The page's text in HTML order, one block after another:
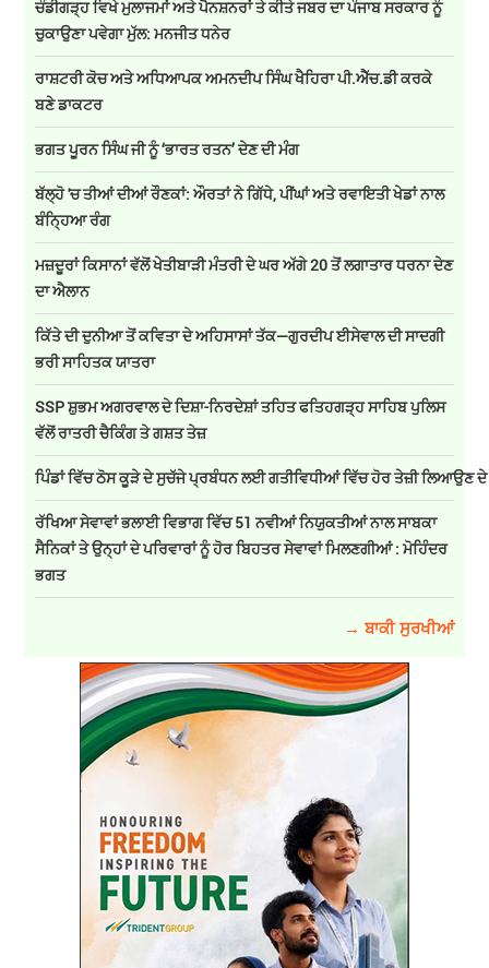
ਚੰਡੀਗੜ੍ਹ ਵਿਖੇ ਮੁਲਾਜਮਾਂ ਅਤੇ ਪੈਨਸ਼ਨਰਾਂ ਤੇ ਕੀਤੇ ਜਬਰ ਦਾ ਪੰਜਾਬ ਸਰਕਾਰ ਨੂੰ
ਚੁਕਾਉਣਾ ਪਵੇਗਾ ਮੁੱਲ: ਮਨਜੀਤ ਧਨੇਰ
ਰਾਸ਼ਟਰੀ ਕੋਚ ਅਤੇ ਅਧਿਆਪਕ ਅਮਨਦੀਪ ਸਿੰਘ ਖੈਹਿਰਾ ਪੀ.ਐੱਚ.ਡੀ ਕਰਕੇ
ਬਣੇ ਡਾਕਟਰ
ਭਗਤ ਪੂਰਨ ਸਿੰਘ ਜੀ ਨੂੰ ‘ਭਾਰਤ ਰਤਨ’ ਦੇਣ ਦੀ ਮੰਗ
ਬੱਲ੍ਹੋ 'ਚ ਤੀਆਂ ਦੀਆਂ ਰੌਣਕਾਂ: ਔਰਤਾਂ ਨੇ ਗਿੱਧੇ, ਪੀਂਘਾਂ ਅਤੇ ਰਵਾਇਤੀ ਖੇਡਾਂ ਨਾਲ
ਬੰਨ੍ਹਿਆ ਰੰਗ
ਮਜ਼ਦੂਰਾਂ ਕਿਸਾਨਾਂ ਵੱਲੋਂ ਖੇਤੀਬਾੜੀ ਮੰਤਰੀ ਦੇ ਘਰ ਅੱਗੇ 20 ਤੋਂ ਲਗਾਤਾਰ ਧਰਨਾ ਦੇਣ
ਦਾ ਐਲਾਨ
ਕਿੱਤੇ ਦੀ ਦੁਨੀਆ ਤੋਂ ਕਵਿਤਾ ਦੇ ਅਹਿਸਾਸਾਂ ਤੱਕ—ਗੁਰਦੀਪ ਈਸੇਵਾਲ ਦੀ ਸਾਦਗੀ
ਭਰੀ ਸਾਹਿਤਕ ਯਾਤਰਾ
SSP ਸ਼ੁਭਮ ਅਗਰਵਾਲ ਦੇ ਦਿਸ਼ਾ-ਨਿਰਦੇਸ਼ਾਂ ਤਹਿਤ ਫਤਿਹਗੜ੍ਹ ਸਾਹਿਬ ਪੁਲਿਸ
ਵੱਲੋਂ ਰਾਤਰੀ ਚੈਕਿੰਗ ਤੇ ਗਸ਼ਤ ਤੇਜ਼
ਪਿੰਡਾਂ ਵਿੱਚ ਠੋਸ ਕੂੜੇ ਦੇ ਸੁਚੱਜੇ ਪ੍ਰਬੰਧਨ ਲਈ ਗਤੀਵਿਧੀਆਂ ਵਿੱਚ ਹੋਰ ਤੇਜ਼ੀ ਲਿਆਉਣ
ਰੱਖਿਆ ਸੇਵਾਵਾਂ ਭਲਾਈ ਵਿਭਾਗ ਵਿੱਚ 51 ਨਵੀਆਂ ਨਿਯੁਕਤੀਆਂ ਨਾਲ ਸਾਬਕਾ
ਸੈਨਿਕਾਂ ਤੇ ਉਨ੍ਹਾਂ ਦੇ ਪਰਿਵਾਰਾਂ ਨੂੰ ਹੋਰ ਬਿਹਤਰ ਸੇਵਾਵਾਂ ਮਿਲਣਗੀਆਂ : ਮੋਹਿੰਦਰ
ਭਗਤ
→ ਬਾਕੀ ਸੁਰਖੀਆਂ